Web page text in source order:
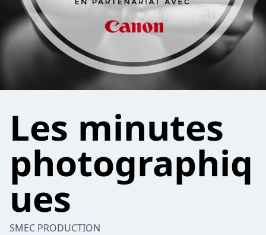
Les minutes
photographiq
ues
SMEC PRODUCTION